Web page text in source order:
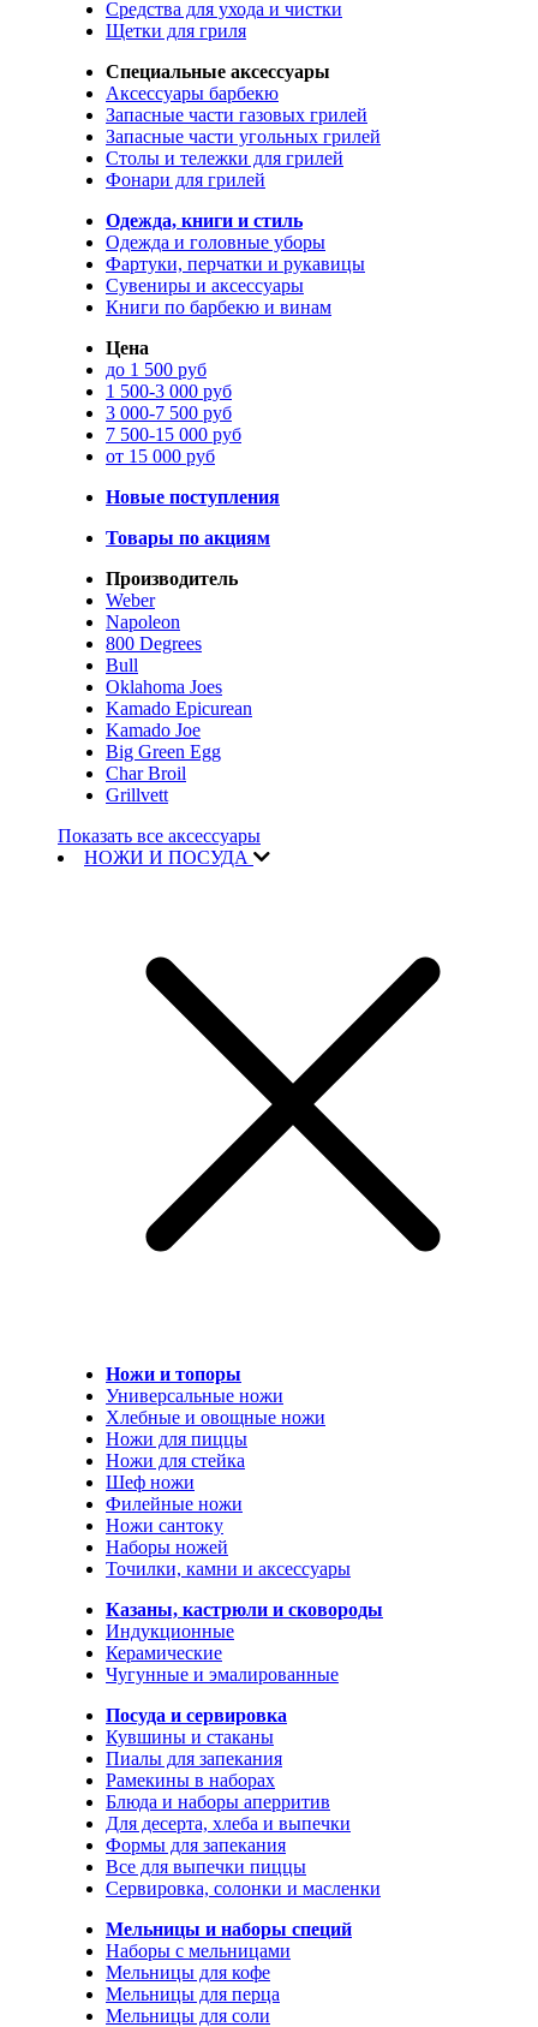
Средства для ухода и чистки
Щетки для гриля
Специальные аксессуары
Аксессуары барбекю
Запасные части газовых грилей
Запасные части угольных грилей
Столы и тележки для грилей
Фонари для грилей
Одежда, книги и стиль
Одежда и головные уборы
Фартуки, перчатки и рукавицы
Сувениры и аксессуары
Книги по барбекю и винам
Цена
до 1 500 руб
1 500-3 000 руб
3 000-7 500 руб
7 500-15 000 руб
от 15 000 руб
Новые поступления
Товары по акциям
Производитель
Weber
Napoleon
800 Degrees
Bull
Oklahoma Joes
Kamado Epicurean
Kamado Joe
Big Green Egg
Char Broil
Grillvett
Показать все аксессуары
НОЖИ И ПОСУДА
Ножи и топоры
Универсальные ножи
Хлебные и овощные ножи
Ножи для пиццы
Ножи для стейка
Шеф ножи
Филейные ножи
Ножи сантоку
Наборы ножей
Точилки, камни и аксессуары
Казаны, кастрюли и сковороды
Индукционные
Керамические
Чугунные и эмалированные
Посуда и сервировка
Кувшины и стаканы
Пиалы для запекания
Рамекины в наборах
Блюда и наборы аперритив
Для десерта, хлеба и выпечки
Формы для запекания
Все для выпечки пиццы
Сервировка, солонки и масленки
Мельницы и наборы специй
Наборы с мельницами
Мельницы для кофе
Мельницы для перца
Мельницы для соли